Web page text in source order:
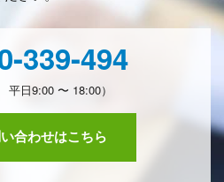
339-494
平日9:00 〜 18:00）
合わせはこちら